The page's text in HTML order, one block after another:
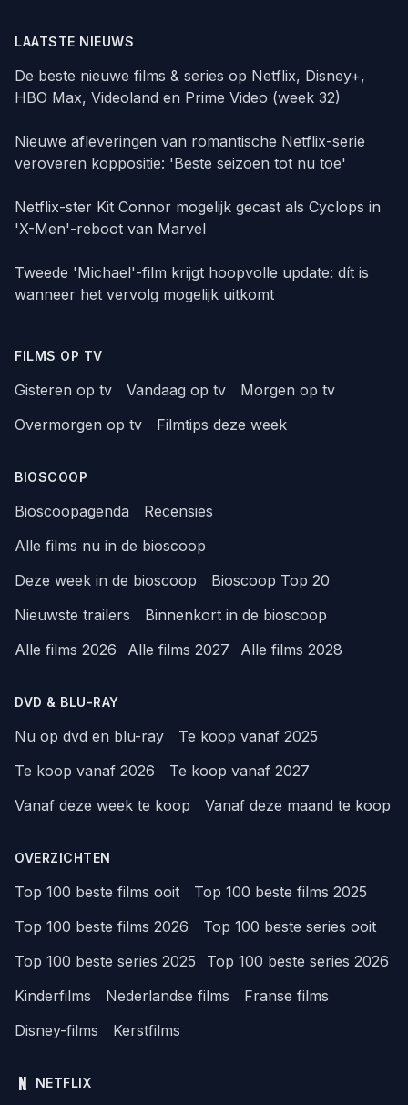
LAATSTE NIEUWS
De beste nieuwe films & series op Netflix, Disney+,
HBO Max, Videoland en Prime Video (week 32)
Nieuwe afleveringen van romantische Netflix-serie
veroveren koppositie: 'Beste seizoen tot nu toe'
Netflix-ster Kit Connor mogelijk gecast als Cyclops in
'X-Men'-reboot van Marvel
Tweede 'Michael'-film krijgt hoopvolle update: dít is
wanneer het vervolg mogelijk uitkomt
FILMS OP TV
Gisteren op tv Vandaag op tv
Morgen op tv
Overmorgen op tv
Filmtips deze week
BIOSCOOP
Bioscoopagenda
Recensies
Alle films nu in de bioscoop
Deze week in de bioscoop
Bioscoop Top 20
Nieuwste trailers
Binnenkort in de bioscoop
Alle films 2026
Alle films 2027 Alle films 2028
DVD & BLU-RAY
Nu op dvd en blu-ray
Te koop vanaf 2025
Te koop vanaf 2026
Te koop vanaf 2027
Vanaf deze week te koop
Vanaf deze maand te koop
OVERZICHTEN
Top 100 beste films ooit
Top 100 beste films 2025
Top 100 beste films 2026
Top 100 beste series ooit
Top 100 beste series 2025
Top 100 beste series 2026
Kinderfilms
Nederlandse films
Franse films
Disney-films
Kerstfilms
NETFLIX